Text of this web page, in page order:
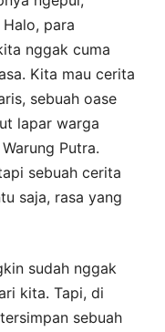
para
nggak cuma
Kita mau cerita
sebuah oase
lapar warga
Putra.
sebuah cerita
saja, rasa yang
sudah nggak
kita. Tapi, di
sebuah